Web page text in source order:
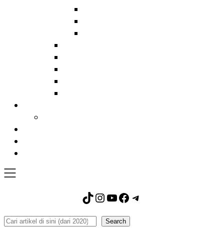
TikTok
Instagram
YouTube
Facebook
Telegram
Search Search